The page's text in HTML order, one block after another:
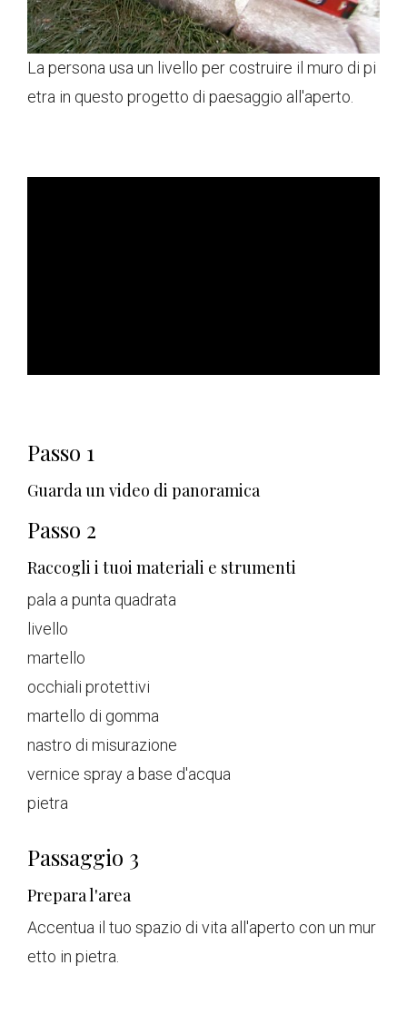
La persona usa un livello per costruire il muro di pi
etra in questo progetto di paesaggio all'aperto.
Passo 1
Guarda un video di panoramica
Passo 2
Raccogli i tuoi materiali e strumenti
pala a punta quadrata
livello
martello
occhiali protettivi
martello di gomma
nastro di misurazione
vernice spray a base d'acqua
pietra
Passaggio 3
Prepara l'area
Accentua il tuo spazio di vita all'aperto con un mur
etto in pietra.